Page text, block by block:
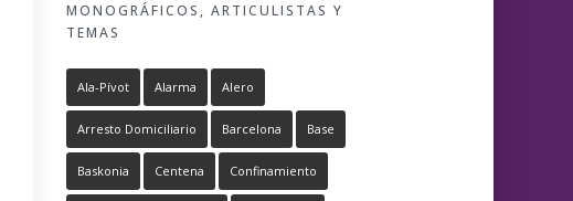
MONOGRÁFICOS, ARTICULISTAS Y
TEMAS
Ala-Pívot Alarma Alero
Arresto Domiciliario Barcelona Base
Baskonia Centena Confinamiento